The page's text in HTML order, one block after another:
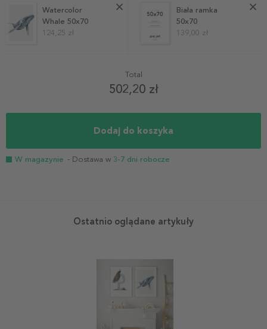
Watercolor
Whale 50x70
124,25 zł
Biała ramka
50x70
139,00 zł
Total
502,20 zł
Dodaj do koszyka
W magazynie - Dostawa w 3-7 dni robocze
Ostatnio oglądane artykuły